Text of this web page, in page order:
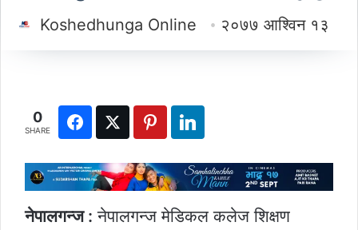
Koshedhunga Online २०७७ आश्विन १३
0
SHARE
नेपालगन्ज : नेपालगन्ज मेडिकल कलेज शिक्षण